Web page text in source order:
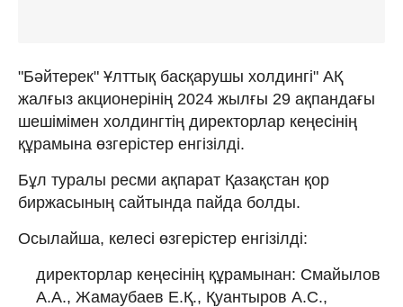
"Бәйтерек" Ұлттық басқарушы холдингі" АҚ
жалғыз акционерінің 2024 жылғы 29 ақпандағы
шешімімен холдингтің директорлар кеңесінің
құрамына өзгерістер енгізілді.
Бұл туралы ресми ақпарат Қазақстан қор
биржасының сайтында пайда болды.
Осылайша, келесі өзгерістер енгізілді:
директорлар кеңесінің құрамынан: Смайылов
А.А., Жамаубаев Е.Қ., Қуантыров А.С.,